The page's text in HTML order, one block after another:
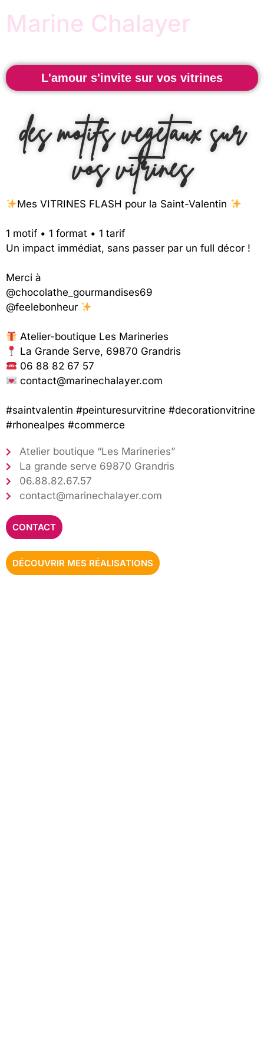
Marine Chalayer
L'amour s'invite sur vos vitrines
des motifs végétaux sur
vos vitrines
Mes VITRINES FLASH pour la Saint-Valentin
1 motif • 1 format • 1 tarif
Un impact immédiat, sans passer par un full décor !
Merci à
@chocolathe_gourmandises69
@feelebonheur
Atelier-boutique Les Marineries
La Grande Serve, 69870 Grandris
06 88 82 67 57
contact@marinechalayer.com
#saintvalentin #peinturesurvitrine #decorationvitrine
#rhonealpes #commerce
Atelier boutique “Les Marineries”
La grande serve 69870 Grandris
​06.88.82.67.57
​contact@marinechalayer.com
CONTACT
DÉCOUVRIR MES RÉALISATIONS